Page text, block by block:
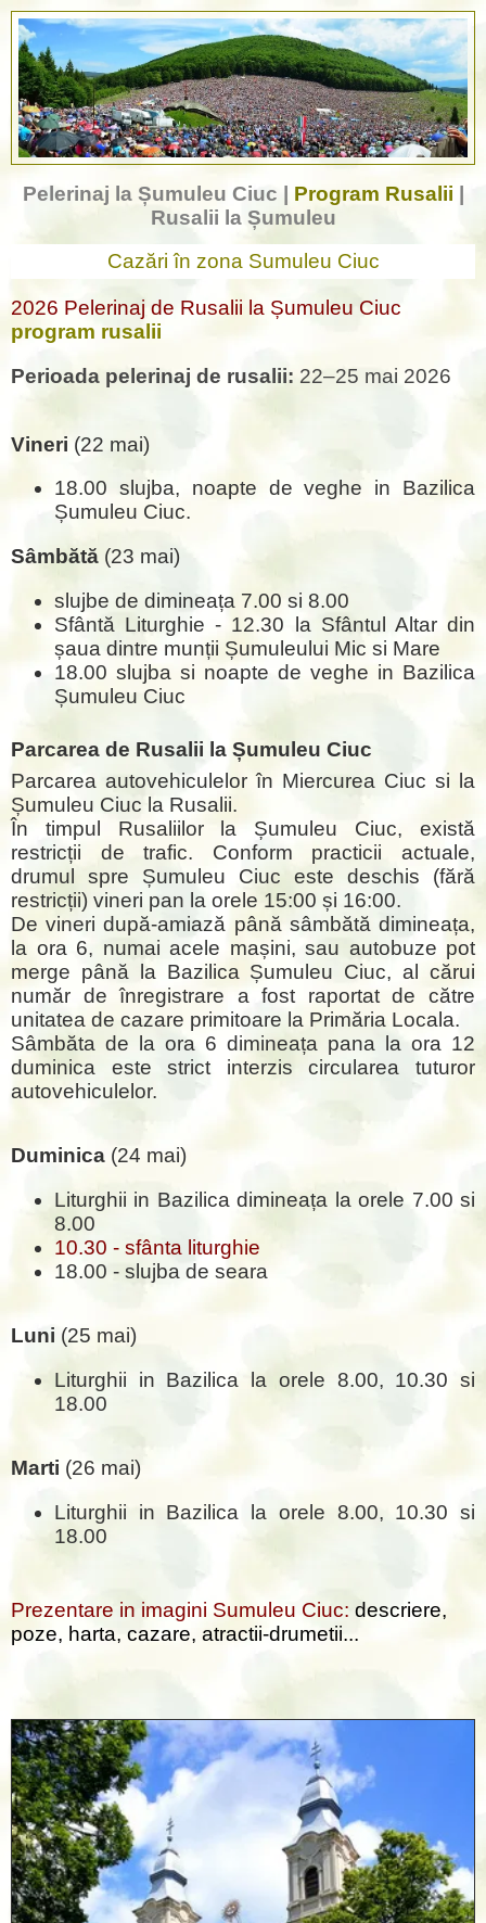
Pelerinaj la Șumuleu Ciuc | Program Rusalii
Rusalii la Șumuleu
Cazări în zona Sumuleu Ciuc
2026 Pelerinaj de Rusalii la Șumuleu Ciuc
program rusalii
Perioada pelerinaj de rusalii: 22–25 mai 2026
Vineri (22 mai)
18.00 slujba, noapte de veghe in Bazilica
Șumuleu Ciuc.
Sâmbătă (23 mai)
slujbe de dimineața 7.00 si 8.00
Sfântă Liturghie - 12.30 la Sfântul Altar din
șaua dintre munții Șumuleului Mic si Mare
18.00 slujba si noapte de veghe in Bazilica
Șumuleu Ciuc
Parcarea de Rusalii la Șumuleu Ciuc
Parcarea autovehiculelor în Miercurea Ciuc si la
Șumuleu Ciuc la Rusalii.
În timpul Rusaliilor la Șumuleu Ciuc, există
restricții de trafic. Conform practicii actuale,
drumul spre Șumuleu Ciuc este deschis (fără
restricții) vineri pan la orele 15:00 și 16:00.
De vineri după-amiază până sâmbătă dimineața,
la ora 6, numai acele mașini, sau autobuze pot
merge până la Bazilica Șumuleu Ciuc, al cărui
număr de înregistrare a fost raportat de către
unitatea de cazare primitoare la Primăria Locala.
Sâmbăta de la ora 6 dimineața pana la ora 12
duminica este strict interzis circularea tuturor
autovehiculelor.
Duminica (24 mai)
Liturghii in Bazilica dimineața la orele 7.00 si
8.00
10.30 - sfânta liturghie
18.00 - slujba de seara
Luni (25 mai)
Liturghii in Bazilica la orele 8.00, 10.30 si
18.00
Marti (26 mai)
Liturghii in Bazilica la orele 8.00, 10.30 si
18.00
Prezentare in imagini Sumuleu Ciuc: descriere,
poze, harta, cazare, atractii-drumetii...